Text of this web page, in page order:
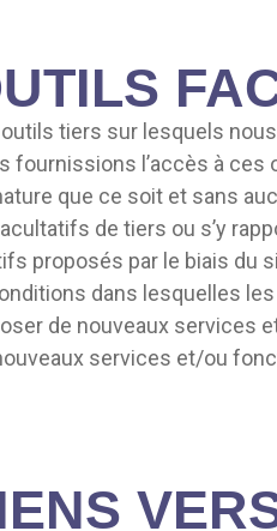
tiers sur lesquels
l’accès à ces
que ce soit et sans
de tiers ou s’y
proposés par le biais
dans lesquelles
de nouveaux
services et/ou